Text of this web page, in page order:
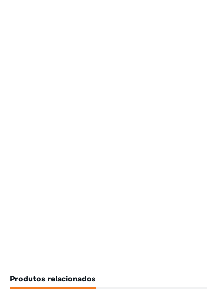
Produtos relacionados